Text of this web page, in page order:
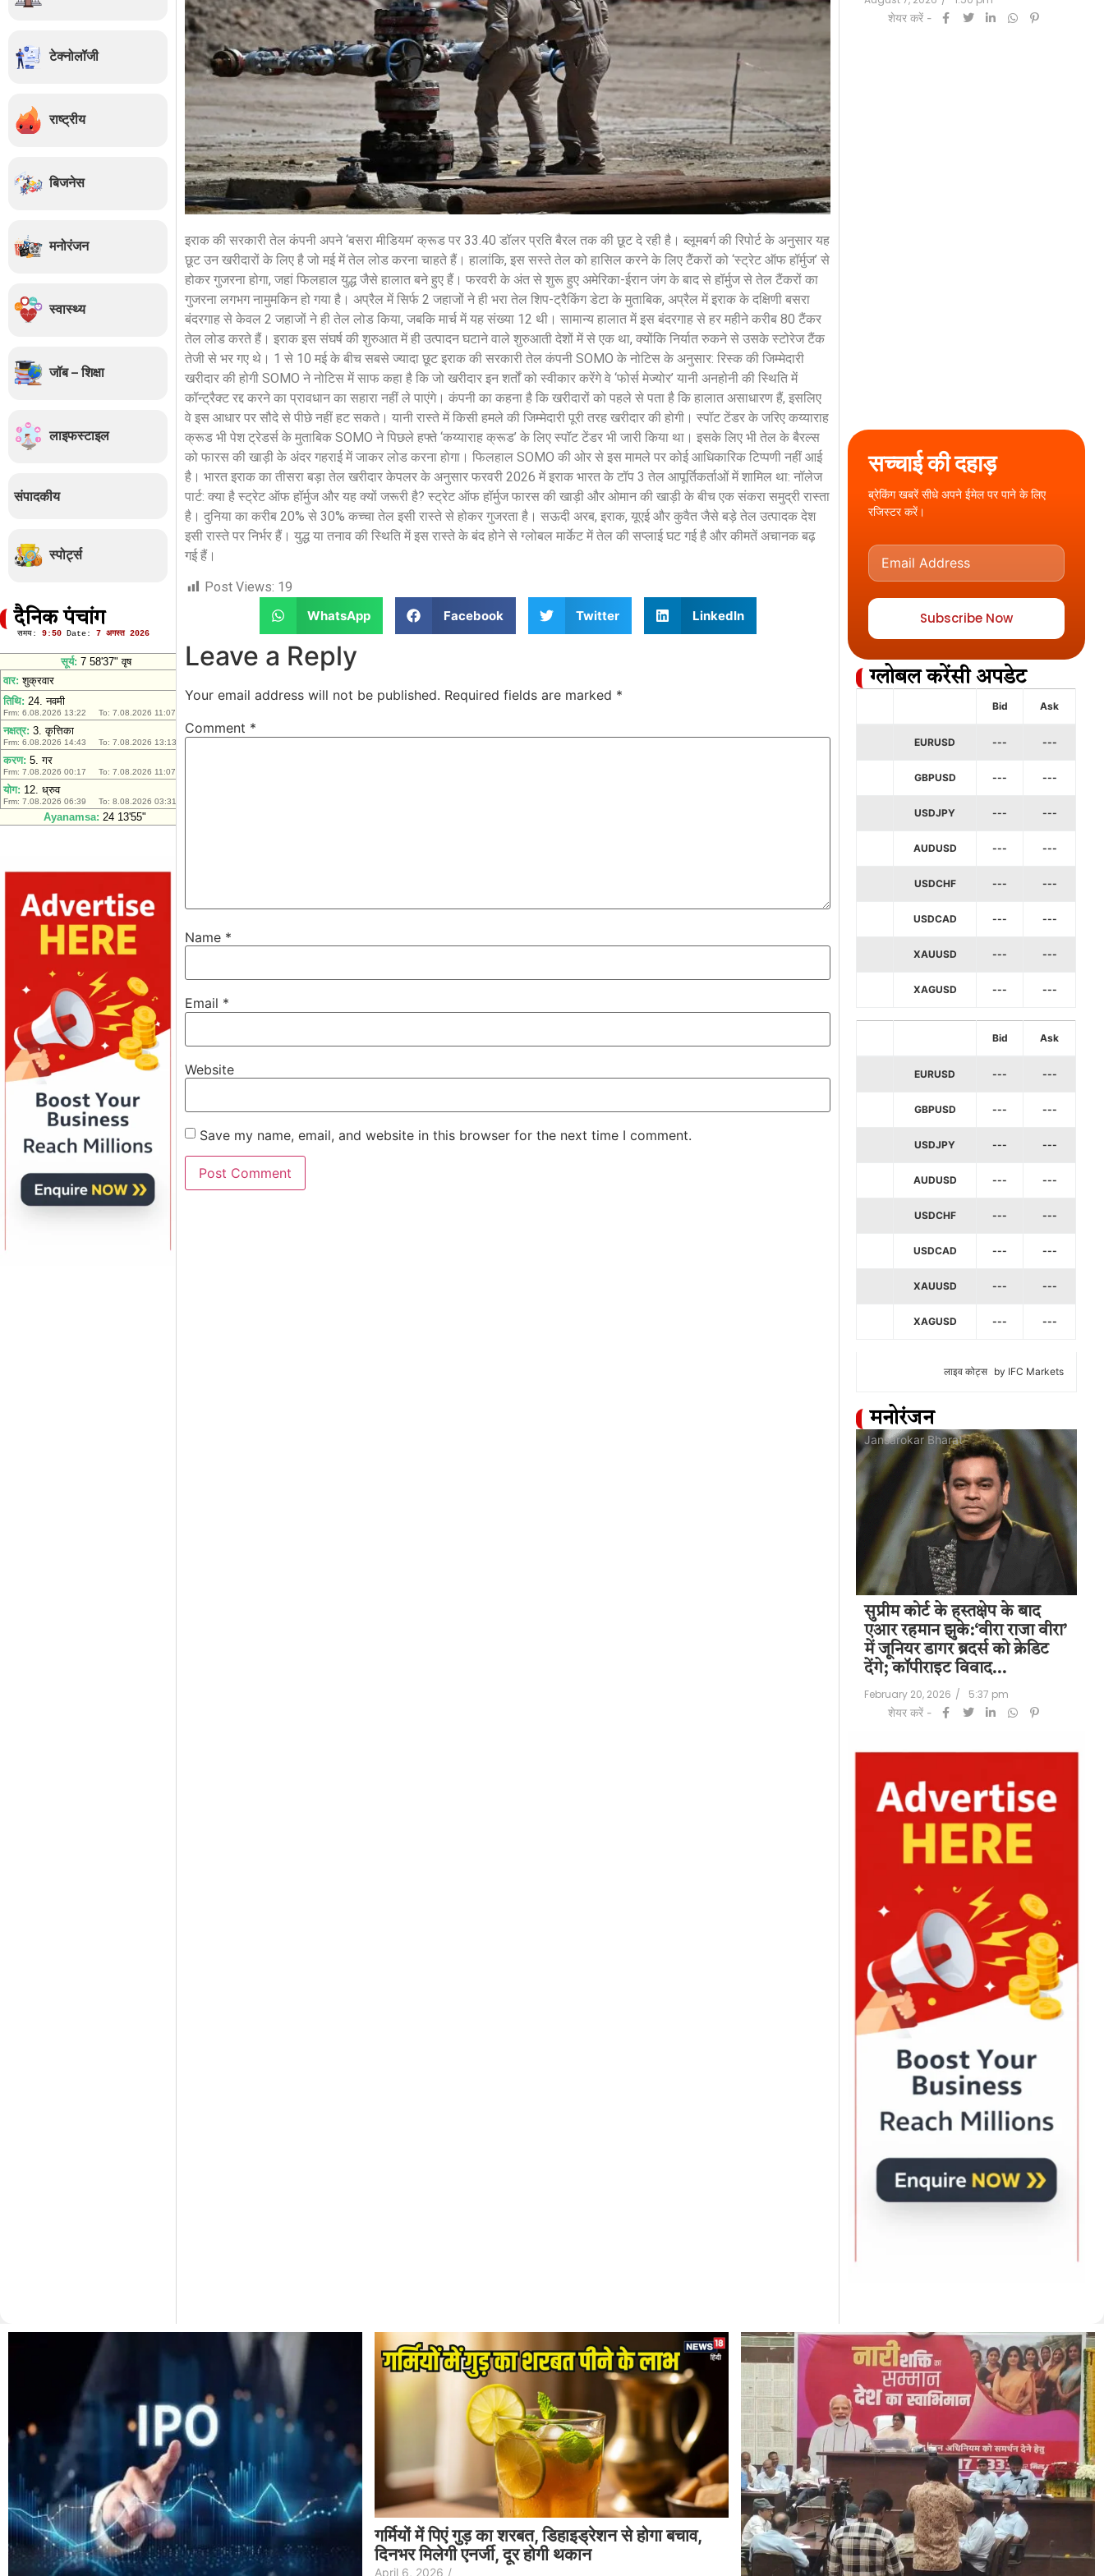
टेक्नोलॉजी
राष्ट्रीय
बिजनेस
मनोरंजन
स्वास्थ्य
जॉब – शिक्षा
लाइफस्टाइल
संपादकीय
स्पोर्ट्स
दैनिक पंचांग
इराक की सरकारी तेल कंपनी अपने ‘बसरा मीडियम’ क्रूड पर 33.40 डॉलर प्रति बैरल तक की छूट दे रही है। ब्लूमबर्ग की रिपोर्ट के अनुसार यह
छूट उन खरीदारों के लिए है जो मई में तेल लोड करना चाहते हैं। हालांकि, इस सस्ते तेल को हासिल करने के लिए टैंकरों को ‘स्ट्रेट ऑफ हॉर्मुज’ से
होकर गुजरना होगा, जहां फिलहाल युद्ध जैसे हालात बने हुए हैं। फरवरी के अंत से शुरू हुए अमेरिका-ईरान जंग के बाद से हॉर्मुज से तेल टैंकरों का
गुजरना लगभग नामुमकिन हो गया है। अप्रैल में सिर्फ 2 जहाजों ने ही भरा तेल शिप-ट्रैकिंग डेटा के मुताबिक, अप्रैल में इराक के दक्षिणी बसरा
बंदरगाह से केवल 2 जहाजों ने ही तेल लोड किया, जबकि मार्च में यह संख्या 12 थी। सामान्य हालात में इस बंदरगाह से हर महीने करीब 80 टैंकर
तेल लोड करते हैं। इराक इस संघर्ष की शुरुआत में ही उत्पादन घटाने वाले शुरुआती देशों में से एक था, क्योंकि निर्यात रुकने से उसके स्टोरेज टैंक
तेजी से भर गए थे। 1 से 10 मई के बीच सबसे ज्यादा छूट इराक की सरकारी तेल कंपनी SOMO के नोटिस के अनुसार: रिस्क की जिम्मेदारी
खरीदार की होगी SOMO ने नोटिस में साफ कहा है कि जो खरीदार इन शर्तों को स्वीकार करेंगे वे ‘फोर्स मेज्योर’ यानी अनहोनी की स्थिति में
कॉन्ट्रैक्ट रद्द करने का प्रावधान का सहारा नहीं ले पाएंगे। कंपनी का कहना है कि खरीदारों को पहले से पता है कि हालात असाधारण हैं, इसलिए
वे इस आधार पर सौदे से पीछे नहीं हट सकते। यानी रास्ते में किसी हमले की जिम्मेदारी पूरी तरह खरीदार की होगी। स्पॉट टेंडर के जरिए कय्याराह
क्रूड भी पेश ट्रेडर्स के मुताबिक SOMO ने पिछले हफ्ते ‘कय्याराह क्रूड’ के लिए स्पॉट टेंडर भी जारी किया था। इसके लिए भी तेल के बैरल्स
को फारस की खाड़ी के अंदर गहराई में जाकर लोड करना होगा। फिलहाल SOMO की ओर से इस मामले पर कोई आधिकारिक टिप्पणी नहीं आई
है। भारत इराक का तीसरा बड़ा तेल खरीदार केपलर के अनुसार फरवरी 2026 में इराक भारत के टॉप 3 तेल आपूर्तिकर्ताओं में शामिल था: नॉलेज
पार्ट: क्या है स्ट्रेट ऑफ हॉर्मुज और यह क्यों जरूरी है? स्ट्रेट ऑफ हॉर्मुज फारस की खाड़ी और ओमान की खाड़ी के बीच एक संकरा समुद्री रास्ता
है। दुनिया का करीब 20% से 30% कच्चा तेल इसी रास्ते से होकर गुजरता है। सऊदी अरब, इराक, यूएई और कुवैत जैसे बड़े तेल उत्पादक देश
इसी रास्ते पर निर्भर हैं। युद्ध या तनाव की स्थिति में इस रास्ते के बंद होने से ग्लोबल मार्केट में तेल की सप्लाई घट गई है और कीमतें अचानक बढ़
गई हैं।
Post Views: 19
WhatsApp
Facebook Twitter LinkedIn
Leave a Reply
Your email address will not be published. Required fields are marked *
Comment *
Name *
Email *
Website
Save my name, email, and website in this browser for the next time I comment.
शेयर करें -
August 7, 2026 /
2:34 pm
शेयर करें -
शेयर करें -
सच्चाई की दहाड़
ब्रेकिंग खबरें सीधे अपने ईमेल पर पाने के लिए
रजिस्टर करें।
Subscribe Now
ग्लोबल करेंसी अपडेट
Bid Ask
EURUSD --- ---
GBPUSD --- ---
USDJPY --- ---
AUDUSD --- ---
USDCHF --- ---
USDCAD --- ---
XAUUSD --- ---
XAGUSD --- ---
Bid Ask
EURUSD --- ---
GBPUSD --- ---
USDJPY --- ---
AUDUSD --- ---
USDCHF --- ---
USDCAD --- ---
XAUUSD --- ---
XAGUSD --- ---
लाइव कोट्स by IFC Markets
मनोरंजन
Jansarokar Bharat
सुप्रीम कोर्ट के हस्तक्षेप के बाद
एआर रहमान झुके:‘वीरा राजा वीरा’
में जूनियर डागर ब्रदर्स को क्रेडिट
देंगे; कॉपीराइट विवाद…
February 20, 2026 /
5:37 pm
शेयर करें -
गर्मियों में पिएं गुड़ का शरबत, डिहाइड्रेशन से होगा बचाव,
दिनभर मिलेगी एनर्जी, दूर होगी थकान
April 6, 2026 /